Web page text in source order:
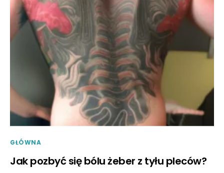
GŁÓWNA
Jak pozbyć się bólu żeber z tyłu pleców?